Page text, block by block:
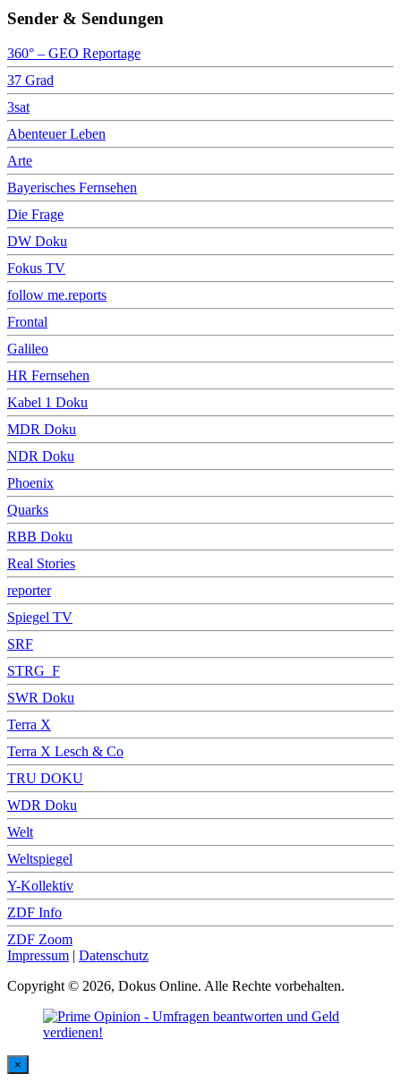
Sender & Sendungen
360° – GEO Reportage
37 Grad
3sat
Abenteuer Leben
Arte
Bayerisches Fernsehen
Die Frage
DW Doku
Fokus TV
follow me.reports
Frontal
Galileo
HR Fernsehen
Kabel 1 Doku
MDR Doku
NDR Doku
Phoenix
Quarks
RBB Doku
Real Stories
reporter
Spiegel TV
SRF
STRG_F
SWR Doku
Terra X
Terra X Lesch & Co
TRU DOKU
WDR Doku
Welt
Weltspiegel
Y-Kollektiv
ZDF Info
ZDF Zoom
Impressum | Datenschutz
Copyright © 2026, Dokus Online. Alle Rechte vorbehalten.
×